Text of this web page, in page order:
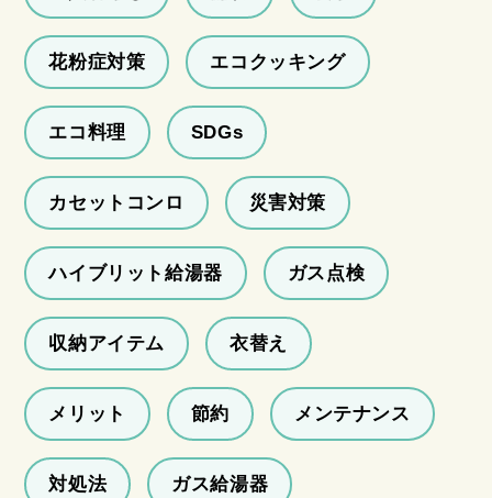
花粉症対策 エコクッキング
エコ料理 SDGs
カセットコンロ 災害対策
ハイブリット給湯器 ガス点検
収納アイテム 衣替え
メリット 節約 メンテナンス
対処法 ガス給湯器